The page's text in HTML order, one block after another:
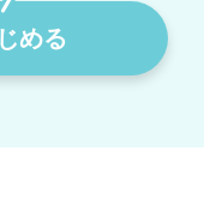
める